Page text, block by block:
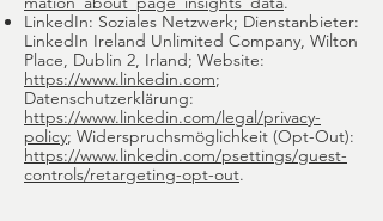
LinkedIn: Soziales Netzwerk; Dienstanbieter:
LinkedIn Ireland Unlimited Company, Wilton
Place, Dublin 2, Irland; Website:
https://www.linkedin.com;
Datenschutzerklärung:
https://www.linkedin.com/legal/privacy-
policy; Widerspruchsmöglichkeit (Opt-Out):
https://www.linkedin.com/psettings/guest-
controls/retargeting-opt-out.